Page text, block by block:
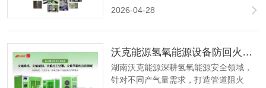
全可控，既兼顾石英管封管的气密性与
为每一份科研初心保驾护航。
2026-04-28
沃克能源氢氧能源设备防回火装置 为氢氧设备安全筑牢 “防火墙”
湖南沃克能源深耕氢氧能源安全领域，
针对不同产气量需求，打造管道阻火